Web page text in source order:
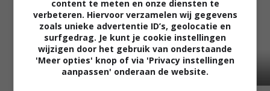
content te meten en onze diensten te
verbeteren. Hiervoor verzamelen wij gegevens
zoals unieke advertentie ID’s, geolocatie en
surfgedrag. Je kunt je cookie instellingen
wijzigen door het gebruik van onderstaande
'Meer opties' knop of via 'Privacy instellingen
aanpassen' onderaan de website.